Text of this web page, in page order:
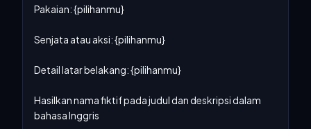
Pakaian: {pilihanmu}
Senjata atau aksi: {pilihanmu}
Detail latar belakang: {pilihanmu}
Hasilkan nama fiktif pada judul dan deskripsi dalam
bahasa Inggris